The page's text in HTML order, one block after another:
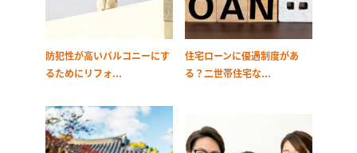
防犯性が高いバルコニーにす
るためにリフォ...
住宅ローンに優遇制度があ
る？二世帯住宅な...